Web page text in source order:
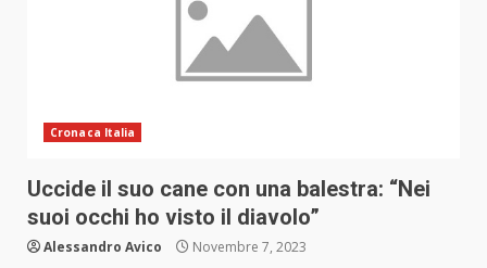
Cronaca Italia
Uccide il suo cane con una balestra: “Nei
suoi occhi ho visto il diavolo”
Alessandro Avico Novembre 7, 2023